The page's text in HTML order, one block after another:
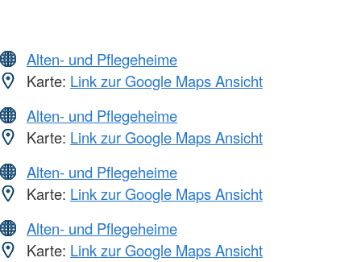
Alten- und Pflegeheime
Karte: Link zur Google Maps Ansicht
Alten- und Pflegeheime
Karte: Link zur Google Maps Ansicht
Alten- und Pflegeheime
Karte: Link zur Google Maps Ansicht
Alten- und Pflegeheime
Karte: Link zur Google Maps Ansicht